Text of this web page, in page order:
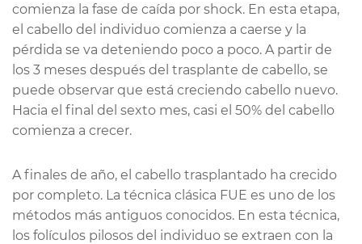
comienza la fase de caída por shock. En esta etapa,
el cabello del individuo comienza a caerse y la
pérdida se va deteniendo poco a poco. A partir de
los 3 meses después del trasplante de cabello, se
puede observar que está creciendo cabello nuevo.
Hacia el final del sexto mes, casi el 50% del cabello
comienza a crecer.
A finales de año, el cabello trasplantado ha crecido
por completo. La técnica clásica FUE es uno de los
métodos más antiguos conocidos. En esta técnica,
los folículos pilosos del individuo se extraen con la